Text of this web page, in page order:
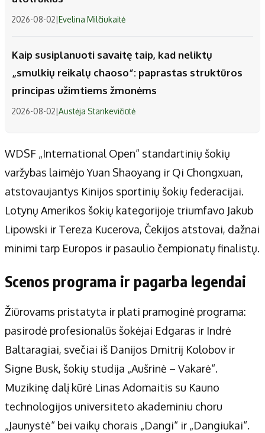
2026-08-02 Evelina Milčiukaitė
Kaip susiplanuoti savaitę taip, kad neliktų
„smulkių reikalų chaoso“: paprastas struktūros
principas užimtiems žmonėms
2026-08-02 Austėja Stankevičiūtė
WDSF „International Open“ standartinių šokių
varžybas laimėjo Yuan Shaoyang ir Qi Chongxuan,
atstovaujantys Kinijos sportinių šokių federacijai.
Lotynų Amerikos šokių kategorijoje triumfavo Jakub
Lipowski ir Tereza Kucerova, Čekijos atstovai, dažnai
minimi tarp Europos ir pasaulio čempionatų finalistų.
Scenos programa ir pagarba legendai
Žiūrovams pristatyta ir plati pramoginė programa:
pasirodė profesionalūs šokėjai Edgaras ir Indrė
Baltaragiai, svečiai iš Danijos Dmitrij Kolobov ir
Signe Busk, šokių studija „Aušrinė – Vakarė“.
Muzikinę dalį kūrė Linas Adomaitis su Kauno
technologijos universiteto akademiniu choru
„Jaunystė“ bei vaikų chorais „Dangi“ ir „Dangiukai“.